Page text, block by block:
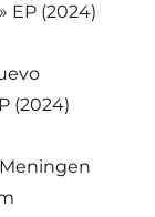
EP (2024)
(2024)